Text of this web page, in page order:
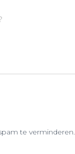
te verminderen.